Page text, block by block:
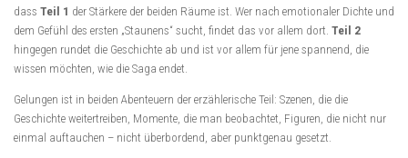
dass Teil 1 der Stärkere der beiden Räume ist. Wer nach emotionaler Dichte und
dem Gefühl des ersten „Staunens“ sucht, findet das vor allem dort. Teil 2
hingegen rundet die Geschichte ab und ist vor allem für jene spannend, die
wissen möchten, wie die Saga endet.
Gelungen ist in beiden Abenteuern der erzählerische Teil: Szenen, die die
Geschichte weitertreiben, Momente, die man beobachtet, Figuren, die nicht nur
einmal auftauchen – nicht überbordend, aber punktgenau gesetzt.